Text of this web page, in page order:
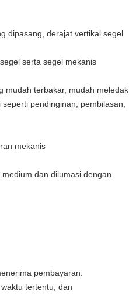
dipasang, derajat vertikal segel
serta segel mekanis
terbakar, mudah meledak.
pendinginan, pembilasan,
mekanis
dan dilumasi dengan
pembayaran.
tertentu, dan